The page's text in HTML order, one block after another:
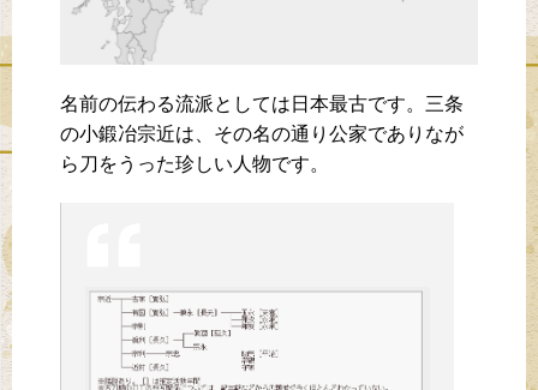
名前の伝わる流派としては日本最古です。三条
の小鍛冶宗近は、その名の通り公家でありなが
ら刀をうった珍しい人物です。